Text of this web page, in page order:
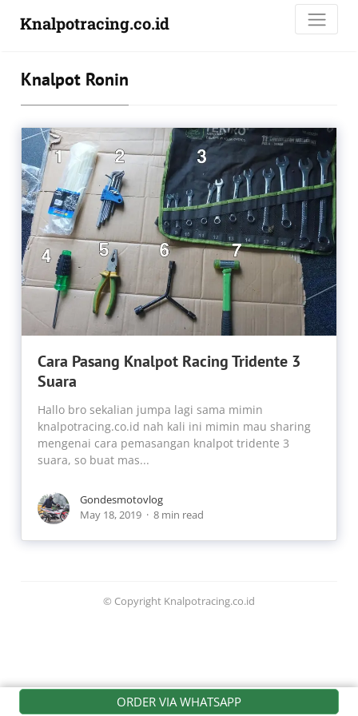
Knalpotracing.co.id
Knalpot Ronin
Cara Pasang Knalpot Racing Tridente 3
Suara
Hallo bro sekalian jumpa lagi sama mimin
knalpotracing.co.id nah kali ini mimin mau sharing
mengenai cara pemasangan knalpot tridente 3
suara, so buat mas...
Gondesmotovlog
May 18, 2019
8 min read
ORDER VIA WHATSAPP
© Copyright Knalpotracing.co.id